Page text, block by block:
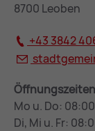
8700 Leoben
+43 3842
Mo u. Do:
Di, Mi u. Fr: